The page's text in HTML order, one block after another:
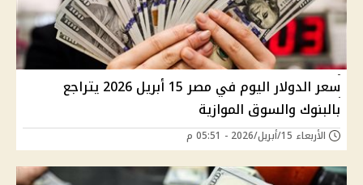
سعر الدولار اليوم في مصر 15 أبريل 2026 يتراجع
بالبنوك والسوق الموازية
الأربعاء 15/أبريل/2026 - 05:51 م